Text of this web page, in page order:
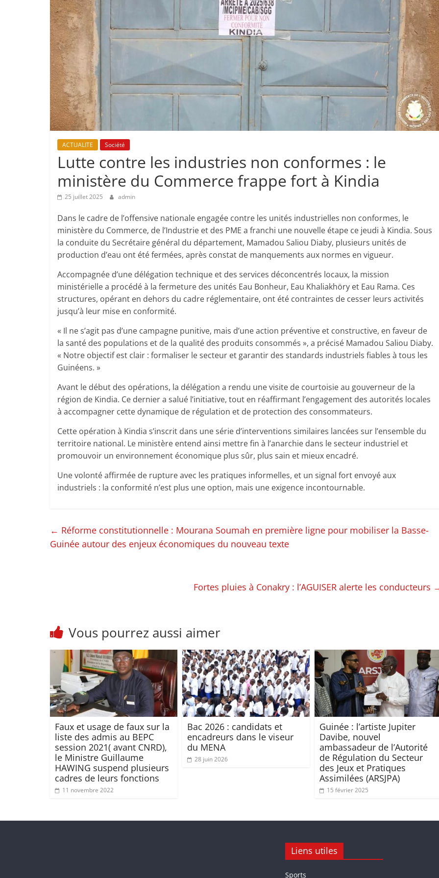
ACTUALITE Société
Lutte contre les industries non conformes : le
ministère du Commerce frappe fort à Kindia
25 juillet 2025 admin
Dans le cadre de l’offensive nationale engagée contre les unités industrielles non conformes, le
ministère du Commerce, de l’Industrie et des PME a franchi une nouvelle étape ce jeudi à Kindia. Sous
la conduite du Secrétaire général du département, Mamadou Saliou Diaby, plusieurs unités de
production d’eau ont été fermées, après constat de manquements aux normes en vigueur.
Accompagnée d’une délégation technique et des services déconcentrés locaux, la mission
ministérielle a procédé à la fermeture des unités Eau Bonheur, Eau Khaliakhöry et Eau Rama. Ces
structures, opérant en dehors du cadre réglementaire, ont été contraintes de cesser leurs activités
jusqu’à leur mise en conformité.
« Il ne s’agit pas d’une campagne punitive, mais d’une action préventive et constructive, en faveur de
la santé des populations et de la qualité des produits consommés », a précisé Mamadou Saliou Diaby.
« Notre objectif est clair : formaliser le secteur et garantir des standards industriels fiables à tous les
Guinéens. »
Avant le début des opérations, la délégation a rendu une visite de courtoisie au gouverneur de la
région de Kindia. Ce dernier a salué l’initiative, tout en réaffirmant l’engagement des autorités locales
à accompagner cette dynamique de régulation et de protection des consommateurs.
Cette opération à Kindia s’inscrit dans une série d’interventions similaires lancées sur l’ensemble du
territoire national. Le ministère entend ainsi mettre fin à l’anarchie dans le secteur industriel et
promouvoir un environnement économique plus sûr, plus sain et mieux encadré.
Une volonté affirmée de rupture avec les pratiques informelles, et un signal fort envoyé aux
industriels : la conformité n’est plus une option, mais une exigence incontournable.
← Réforme constitutionnelle : Mourana Soumah en première ligne pour mobiliser la Basse-
Guinée autour des enjeux économiques du nouveau texte
Fortes pluies à Conakry : l’AGUISER alerte les conducteurs
Vous pourrez aussi aimer
Faux et usage de faux sur la
liste des admis au BEPC
session 2021( avant CNRD),
le Ministre Guillaume
HAWING suspend plusieurs
cadres de leurs fonctions
11 novembre 2022
Bac 2026 : candidats et
encadreurs dans le viseur
du MENA
28 juin 2026
Guinée : l’artiste Jupiter
Davibe, nouvel
ambassadeur de l’Autorité
de Régulation du Secteur
des Jeux et Pratiques
Assimilées (ARSJPA)
15 février 2025
Liens utiles
Sports